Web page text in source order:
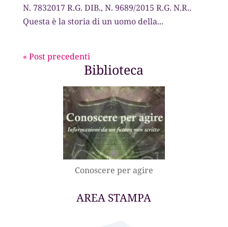
N. 7832017 R.G. DIB., N. 9689/2015 R.G. N.R..
Questa è la storia di un uomo della...
« Post precedenti
Biblioteca
Conoscere per agire
AREA STAMPA